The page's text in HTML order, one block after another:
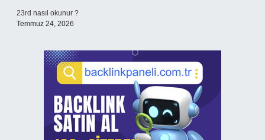
23rd nasıl okunur ?
Temmuz 24, 2026